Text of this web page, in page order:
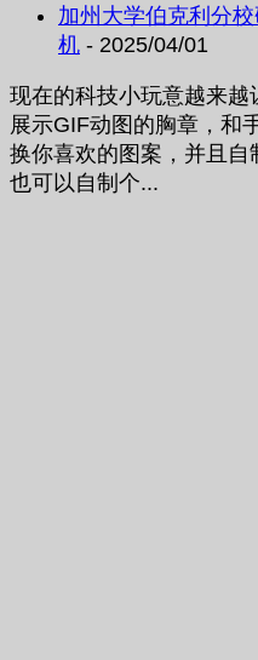
加州大学伯克利分
机 - 2025/04/01
现在的科技小玩意越来
展示GIF动图的胸章，和
换你喜欢的图案，并且
也可以自制个...